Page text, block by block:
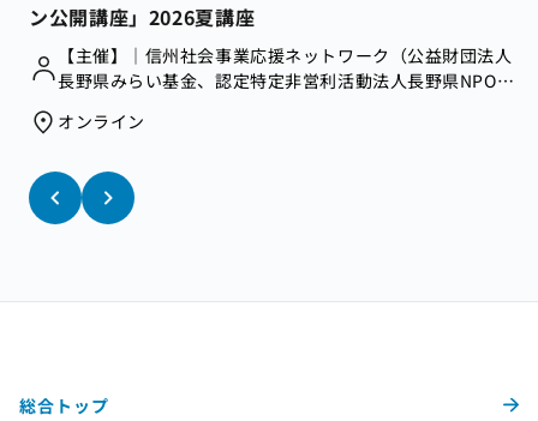
ン公開講座」2026夏講座
【主催】｜信州社会事業応援ネットワーク（公益財団法人
長野県みらい基金、認定特定非営利活動法人長野県NPOセ
オンライン
総合トップ